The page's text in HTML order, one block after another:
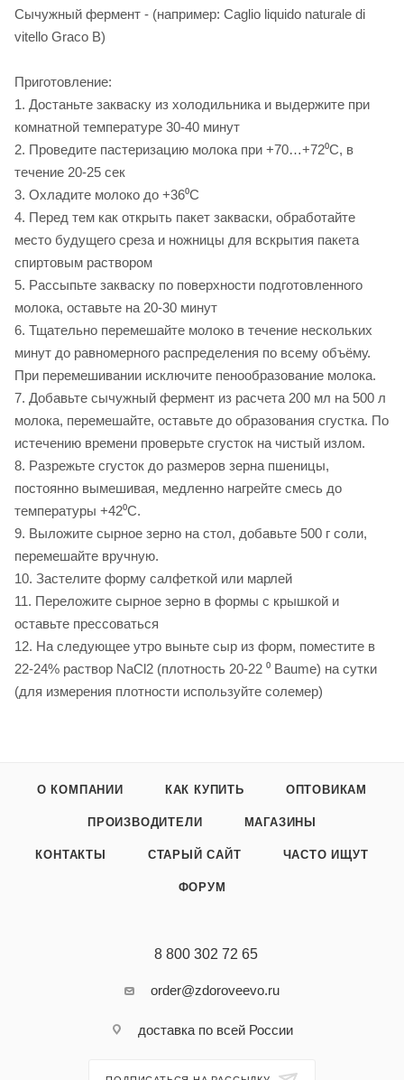
Сычужный фермент - (например: Caglio liquido naturale di
vitello Graco B)
Приготовление:
1. Достаньте закваску из холодильника и выдержите при
комнатной температуре 30-40 минут
2. Проведите пастеризацию молока при +70…+72⁰C, в
течение 20-25 сек
3. Охладите молоко до +36⁰C
4. Перед тем как открыть пакет закваски, обработайте
место будущего среза и ножницы для вскрытия пакета
спиртовым раствором
5. Рассыпьте закваску по поверхности подготовленного
молока, оставьте на 20-30 минут
6. Тщательно перемешайте молоко в течение нескольких
минут до равномерного распределения по всему объёму.
При перемешивании исключите пенообразование молока.
7. Добавьте сычужный фермент из расчета 200 мл на 500 л
молока, перемешайте, оставьте до образования сгустка. По
истечению времени проверьте сгусток на чистый излом.
8. Разрежьте сгусток до размеров зерна пшеницы,
постоянно вымешивая, медленно нагрейте смесь до
температуры +42⁰C.
9. Выложите сырное зерно на стол, добавьте 500 г соли,
перемешайте вручную.
10. Застелите форму салфеткой или марлей
11. Переложите сырное зерно в формы с крышкой и
оставьте прессоваться
12. На следующее утро выньте сыр из форм, поместите в
22-24% раствор NaCl2 (плотность 20-22 ⁰ Baume) на сутки
(для измерения плотности используйте солемер)
О КОМПАНИИ КАК КУПИТЬ ОПТОВИКАМ
ПРОИЗВОДИТЕЛИ МАГАЗИНЫ
КОНТАКТЫ СТАРЫЙ САЙТ ЧАСТО ИЩУТ
ФОРУМ
8 800 302 72 65
order@zdoroveevo.ru
доставка по всей России